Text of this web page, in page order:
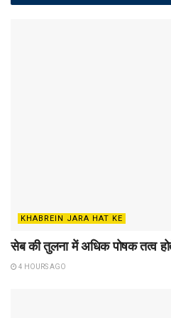
KHABREIN JARA HAT KE
सेब की तुलना में अधिक पोषक तत्व
4 HOURS AGO